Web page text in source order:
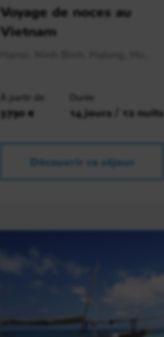
Voyage de noces au
Vietnam
À partir de
3790 €
Durée
14 jours / 12 nuits
Découvrir ce séjour